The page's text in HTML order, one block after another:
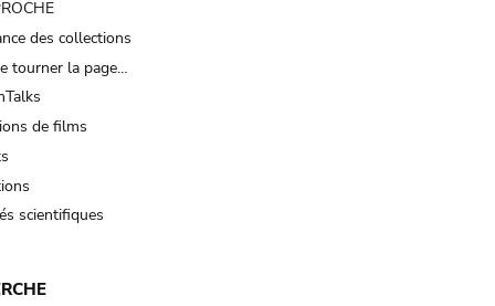
des collections
tourner la page…
de films
scientifiques